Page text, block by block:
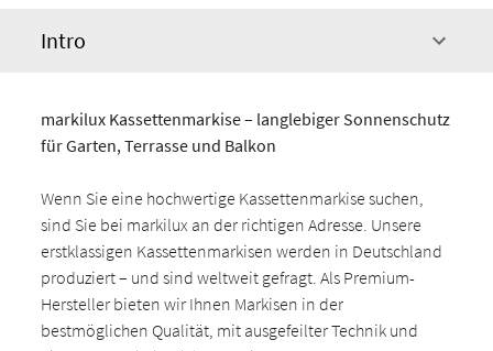
Intro
markilux Kassettenmarkise – langlebiger Sonnenschutz
für Garten, Terrasse und Balkon
Wenn Sie eine hochwertige Kassettenmarkise suchen,
sind Sie bei markilux an der richtigen Adresse. Unsere
erstklassigen Kassettenmarkisen werden in Deutschland
produziert – und sind weltweit gefragt. Als Premium-
Hersteller bieten wir Ihnen Markisen in der
bestmöglichen Qualität, mit ausgefeilter Technik und